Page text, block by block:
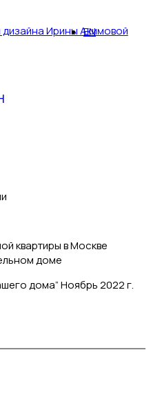
EN
дома” Ноябрь 2022 г.